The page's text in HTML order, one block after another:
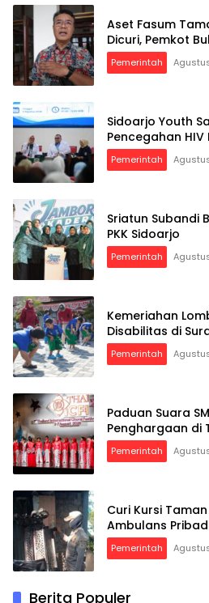
Aset Fasum
Dicuri, Pemkot
Pemerintah
Sidoarjo Youth
Pencegahan HIV
Pemerintah
Sriatun Subandi
PKK Sidoarjo
Pemerintah
Kemeriahan
Disabilitas di
Pemerintah
Paduan Suara
Penghargaan di
Pemerintah
Curi Kursi
Ambulans
Pemerintah
Berita Populer